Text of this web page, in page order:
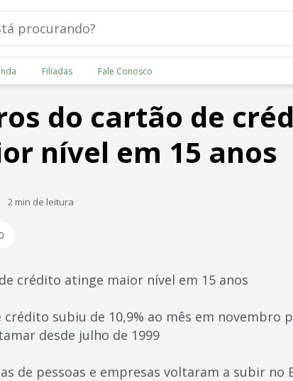
Filiadas Fale Conosco
do cartão de
nível em 15 anos
2 min de leitura
0
crédito atinge maior nível em 15 anos
subiu de 10,9% ao mês em novembro
desde julho de 1999
de pessoas e empresas voltaram a subir no